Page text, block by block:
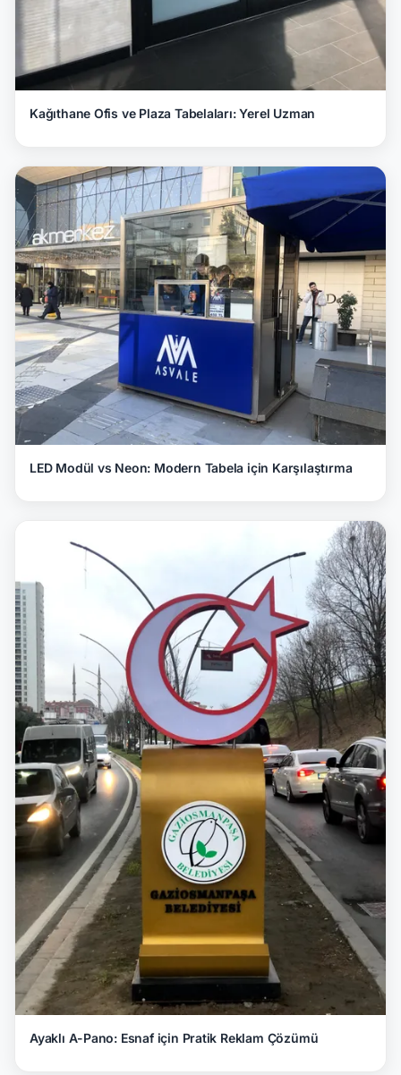
Kağıthane Ofis ve Plaza Tabelaları: Yerel Uzman
LED Modül vs Neon: Modern Tabela için Karşılaştırma
Ayaklı A-Pano: Esnaf için Pratik Reklam Çözümü